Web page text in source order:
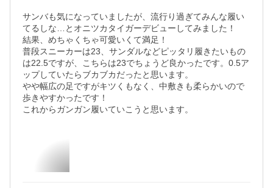
サンバも気になっていましたが、流行り過ぎてみんな履い
てるしな…とオニツカタイガーデビューしてみました！
結果、めちゃくちゃ可愛いくて満足！
普段スニーカーは23、サンダルなどピッタリ履きたいもの
は22.5ですが、こちらは23でちょうど良かったです。0.5ア
ップしていたらブカブカだったと思います。
やや幅広の足ですがキツくもなく、中敷きも柔らかいので
歩きやすかったです！
これからガンガン履いていこうと思います。